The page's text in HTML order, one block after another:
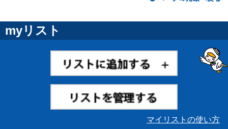
myリスト
マイリストの使い方